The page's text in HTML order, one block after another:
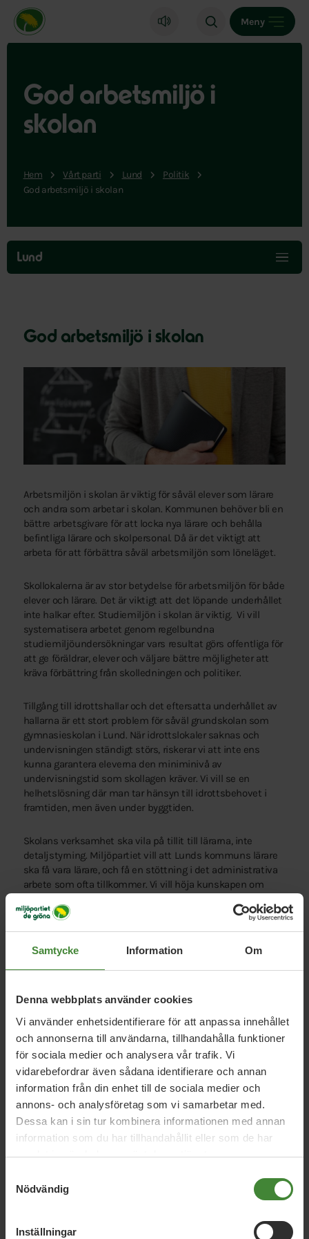
Samtycke Information Om
Denna webbplats använder cookies
Vi använder enhetsidentifierare för att anpassa innehållet
och annonserna till användarna, tillhandahålla funktioner
för sociala medier och analysera vår trafik. Vi
vidarebefordrar även sådana identifierare och annan
information från din enhet till de sociala medier och
annons- och analysföretag som vi samarbetar med.
Dessa kan i sin tur kombinera informationen med annan
information som du har tillhandahållit eller som de har
samlat in när du har använt deras tjänster.
Nödvändig
Inställningar
Miljöpartiet de gröna, startsida
Meny
God arbetsmiljö i
skolan
Hem Vårt parti Lund
Politik
God arbetsmiljö i skolan
Hoppa
över
menyn
Lund
God arbetsmiljö i skolan
Arbetsmiljön i skolan är viktig för såväl elever som lärare
och andra som arbetar i skolan. Kommunen behöver bli en
bättre arbetsgivare för att locka nya lärare och behålla
befintliga lärare och skolpersonal. Då är det viktigt att
arbeta för att förbättra såväl arbetsmiljön som löneläget.
Skollokalerna är av stor betydelse för arbetsmiljön för både
elever och lärare. Det är viktigt att det löpande underhållet
inte halkar efter. Studiemiljön i skolan är viktig. Vi vill
systematisera arbetet genom regelbundna
studiemiljöundersökningar vars resultat görs offentliga för
att ge föräldrar, elever och väljare bättre möjligheter att
kräva förbättring från skolledningen och politiker.
Tillgång till idrottshallar och det eftersatta underhållet av
hallarna är ett stort problem för såväl grundskolan som
gymnasieskolan i Lund. När idrottslokaler saknas och
undervisningen ständigt störs, riskerar vi att inte ens
kunna garantera eleverna den miniminivå av
undervisningstid som skollagen kräver. Vi vill se en
helhetslösning där man tar hänsyn till idrottsbehovet i
framtiden, men även under byggtiden.
Skolans verksamhet ska vila på tillit till lärarna, inte
detaljstyrning. Miljöpartiet vill att Lunds kommuns lärare
ska få vara lärare, och få en stöttning i det administrativa
arbete som ofta tillkommer. Vi vill höja kunskapen om
personal som möter elever. Därutöver är det viktigt att
en förbättrad arbetsmiljö för alla. För att främja kontinuitet
i läraryrket krävs en lönesättning som belönar erfarenhet
byta jobb.
Vi har svaren på dina
frågor